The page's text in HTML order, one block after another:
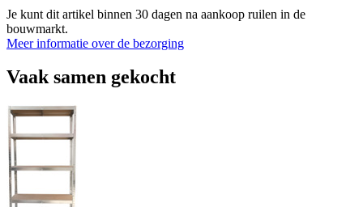
Je kunt dit artikel binnen 30 dagen na aankoop ruilen in de
bouwmarkt.
Meer informatie over de bezorging
Vaak samen gekocht